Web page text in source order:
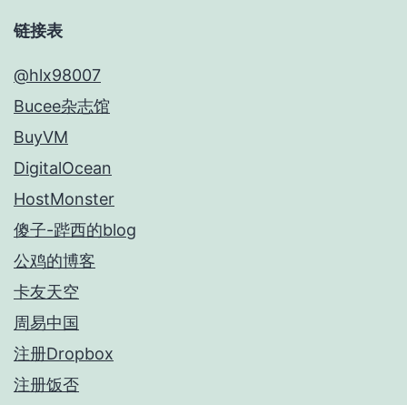
链接表
@hlx98007
Bucee杂志馆
BuyVM
DigitalOcean
HostMonster
傻子-跸西的blog
公鸡的博客
卡友天空
周易中国
注册Dropbox
注册饭否